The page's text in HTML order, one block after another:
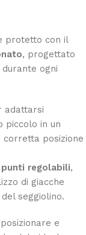
protetto con il
, progettato
ogni
adattarsi
piccolo in un
posizione
punti regolabili,
di giacche
seggiolino.
e